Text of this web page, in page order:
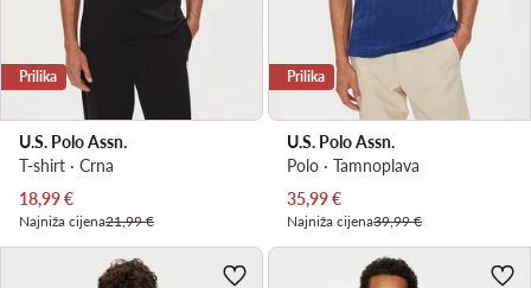
Prilika
U.S. Polo Assn.
T-shirt · Crna
Trenutna cijena
18,99€
Najniža cijena21,99 €
Prilika
U.S. Polo Assn.
Polo · Tamnoplava
Trenutna cijena
35,99€
Najniža cijena39,99 €